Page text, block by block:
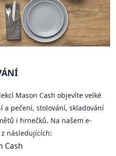
Mason Cash objevíte velké
pečení, stolování, skladování
i hrnečků. Na našem e-
následujících:
Cash